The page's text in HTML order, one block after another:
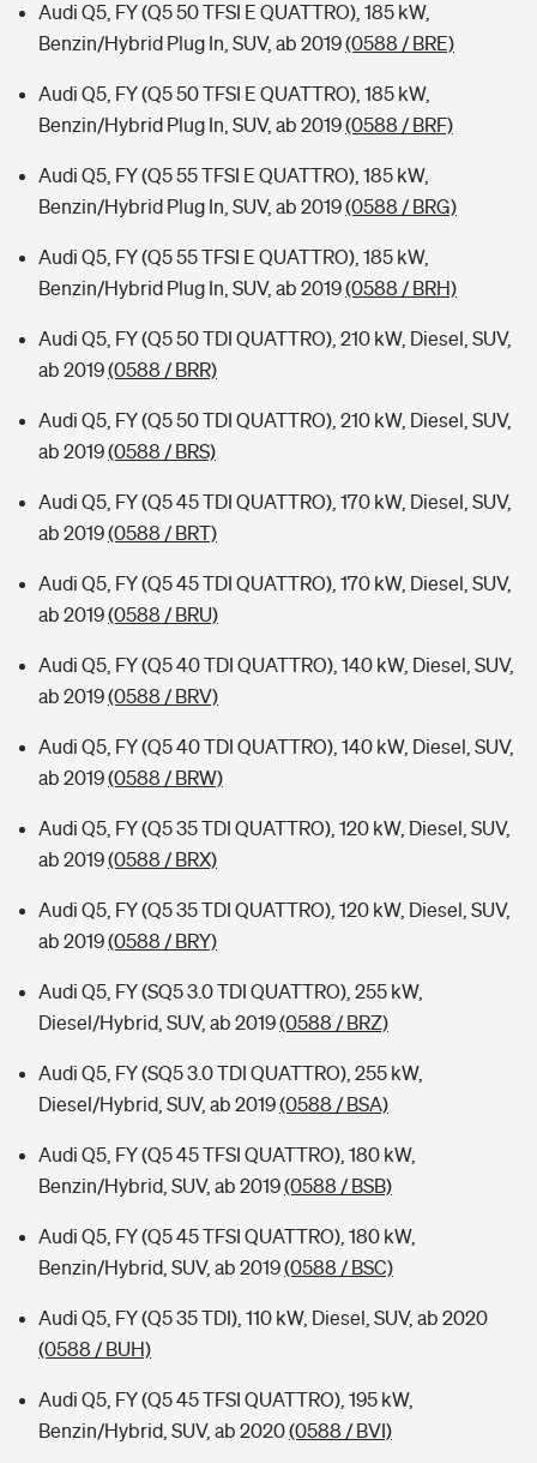
Audi Q5, FY (Q5 50 TFSI E QUATTRO), 185 kW,
Benzin/Hybrid Plug In, SUV, ab 2019(0588 / BRE)
Audi Q5, FY (Q5 50 TFSI E QUATTRO), 185 kW,
Benzin/Hybrid Plug In, SUV, ab 2019(0588 / BRF)
Audi Q5, FY (Q5 55 TFSI E QUATTRO), 185 kW,
Benzin/Hybrid Plug In, SUV, ab 2019(0588 / BRG)
Audi Q5, FY (Q5 55 TFSI E QUATTRO), 185 kW,
Benzin/Hybrid Plug In, SUV, ab 2019(0588 / BRH)
Audi Q5, FY (Q5 50 TDI QUATTRO), 210 kW, Diesel, SUV,
ab 2019(0588 / BRR)
Audi Q5, FY (Q5 50 TDI QUATTRO), 210 kW, Diesel, SUV,
ab 2019(0588 / BRS)
Audi Q5, FY (Q5 45 TDI QUATTRO), 170 kW, Diesel, SUV,
ab 2019(0588 / BRT)
Audi Q5, FY (Q5 45 TDI QUATTRO), 170 kW, Diesel, SUV,
ab 2019(0588 / BRU)
Audi Q5, FY (Q5 40 TDI QUATTRO), 140 kW, Diesel, SUV,
ab 2019(0588 / BRV)
Audi Q5, FY (Q5 40 TDI QUATTRO), 140 kW, Diesel, SUV,
ab 2019(0588 / BRW)
Audi Q5, FY (Q5 35 TDI QUATTRO), 120 kW, Diesel, SUV,
ab 2019(0588 / BRX)
Audi Q5, FY (Q5 35 TDI QUATTRO), 120 kW, Diesel, SUV,
ab 2019(0588 / BRY)
Audi Q5, FY (SQ5 3.0 TDI QUATTRO), 255 kW,
Diesel/Hybrid, SUV, ab 2019(0588 / BRZ)
Audi Q5, FY (SQ5 3.0 TDI QUATTRO), 255 kW,
Diesel/Hybrid, SUV, ab 2019(0588 / BSA)
Audi Q5, FY (Q5 45 TFSI QUATTRO), 180 kW,
Benzin/Hybrid, SUV, ab 2019(0588 / BSB)
Audi Q5, FY (Q5 45 TFSI QUATTRO), 180 kW,
Benzin/Hybrid, SUV, ab 2019(0588 / BSC)
Audi Q5, FY (Q5 35 TDI), 110 kW, Diesel, SUV, ab 2020
(0588 / BUH)
Audi Q5, FY (Q5 45 TFSI QUATTRO), 195 kW,
Benzin/Hybrid, SUV, ab 2020(0588 / BVI)